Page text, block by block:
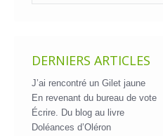
DERNIERS ARTICLES
J’ai rencontré un Gilet jaune
En revenant du bureau de vote
Écrire. Du blog au livre
Doléances d’Oléron